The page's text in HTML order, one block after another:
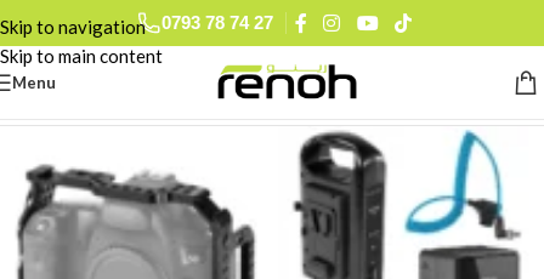
Skip to navigation
Skip to main content
0793 78 74 27
0560 90 52 15
Menu